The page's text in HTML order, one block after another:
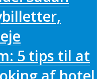
5 tips til at